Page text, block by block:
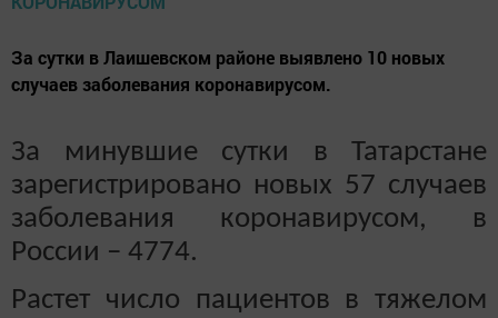
За сутки в Лаишевском районе выявлено 10 новых
случаев заболевания коронавирусом.
За минувшие сутки в Татарстане
зарегистрировано новых 57 случаев
заболевания коронавирусом, в
России – 4774.
Растет число пациентов в тяжелом